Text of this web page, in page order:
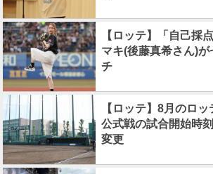
【ロッテ】「自己採
マキ(後藤真希さん)
チ
【ロッテ】8月のロ
公式戦の試合開始時
変更